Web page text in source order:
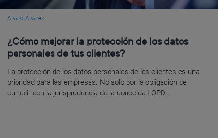
Álvaro Álvarez
¿Cómo mejorar la protección de los datos
personales de tus clientes?
La protección de los datos personales de los clientes es una
prioridad para las empresas. No solo por la obligación de
cumplir con la jurisprudencia de la conocida LOPD...